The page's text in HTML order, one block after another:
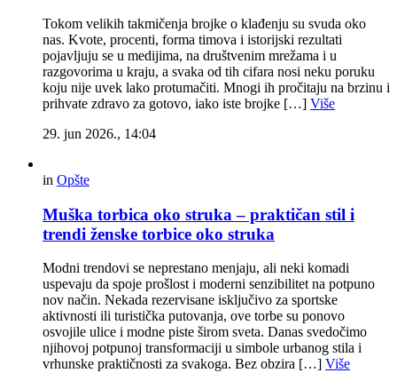
Tokom velikih takmičenja brojke o klađenju su svuda oko
nas. Kvote, procenti, forma timova i istorijski rezultati
pojavljuju se u medijima, na društvenim mrežama i u
razgovorima u kraju, a svaka od tih cifara nosi neku poruku
koju nije uvek lako protumačiti. Mnogi ih pročitaju na brzinu i
prihvate zdravo za gotovo, iako iste brojke […] Više
29. jun 2026., 14:04
in Opšte
Muška torbica oko struka – praktičan stil i
trendi ženske torbice oko struka
Modni trendovi se neprestano menjaju, ali neki komadi
uspevaju da spoje prošlost i moderni senzibilitet na potpuno
nov način. Nekada rezervisane isključivo za sportske
aktivnosti ili turistička putovanja, ove torbe su ponovo
osvojile ulice i modne piste širom sveta. Danas svedočimo
njihovoj potpunoj transformaciji u simbole urbanog stila i
vrhunske praktičnosti za svakoga. Bez obzira […] Više